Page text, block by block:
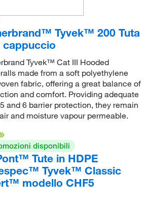
Tyvek™ 200 Tuta
cappuccio
Tyvek™ Cat III Hooded
made from a soft polyethylene
fabric, offering a great balance of
and comfort. Providing adequate
and 6 barrier protection, they remain
and moisture vapour permeable.
disponibili
Tute in HDPE
Tyvek™ Classic
modello CHF5